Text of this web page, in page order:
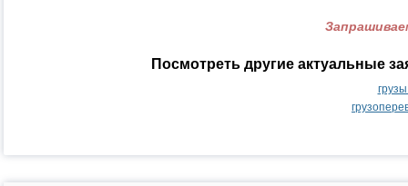
Посмотреть другие актуальные